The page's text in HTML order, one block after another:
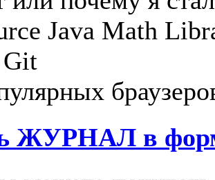
Java Math
ЖУРНАЛ в